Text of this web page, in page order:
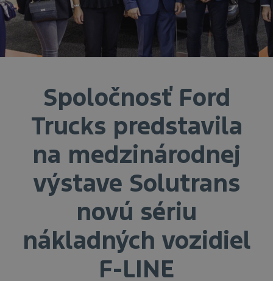
Spoločnosť Ford
Trucks predstavila
na medzinárodnej
výstave Solutrans
novú sériu
nákladných vozidiel
F-LINE